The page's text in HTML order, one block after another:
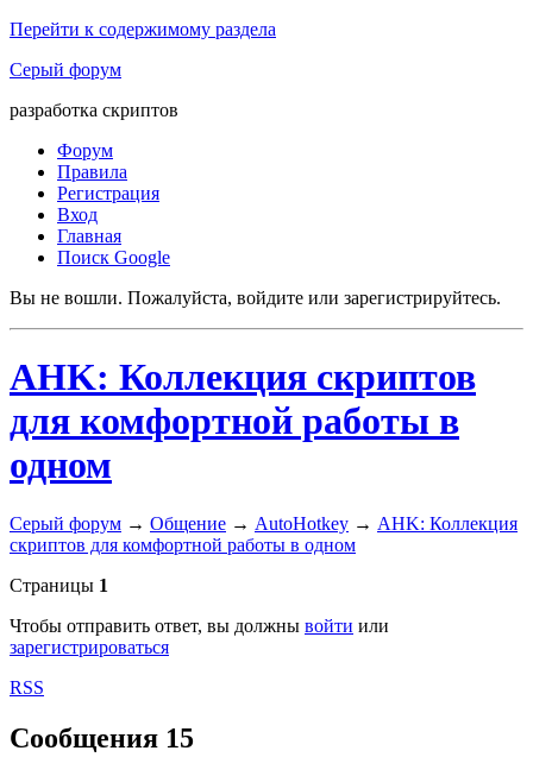
Перейти к содержимому раздела
Серый форум
разработка скриптов
Форум
Правила
Регистрация
Вход
Главная
Поиск Google
Вы не вошли. Пожалуйста, войдите или зарегистрируйтесь.
AHK: Коллекция скриптов
для комфортной работы в
одном
Серый форум → Общение → AutoHotkey → AHK: Коллекция
скриптов для комфортной работы в одном
Страницы 1
Чтобы отправить ответ, вы должны войти или
зарегистрироваться
RSS
Сообщения 15